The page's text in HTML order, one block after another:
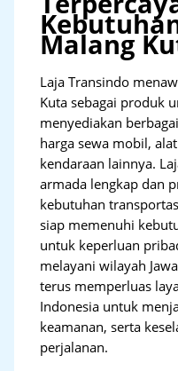
Malang
Laja Transindo
Kuta sebagai produk
menyediakan
harga sewa mobil,
kendaraan lainnya.
armada lengkap dan
kebutuhan
siap memenuhi
untuk keperluan
melayani wilayah
terus memperluas
Indonesia untuk
keamanan, serta
perjalanan.